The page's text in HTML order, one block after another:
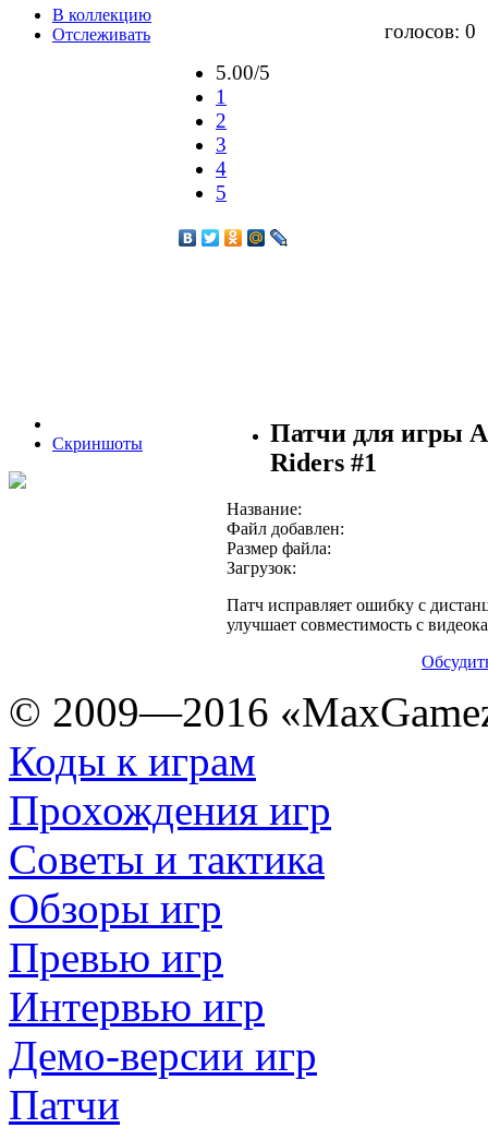
В коллекцию
Отслеживать
голосов: 0
5.00/5
1
2
3
4
5
Скриншоты
Патчи для игры
Riders #1
Название:
Файл добавлен:
Размер файла:
Загрузок:
Патч исправляет ошибку с
улучшает совместимость с
© 2009—2016
Коды к играм
Прохождения игр
Советы и тактика
Обзоры игр
Превью игр
Интервью игр
Демо-версии игр
Патчи